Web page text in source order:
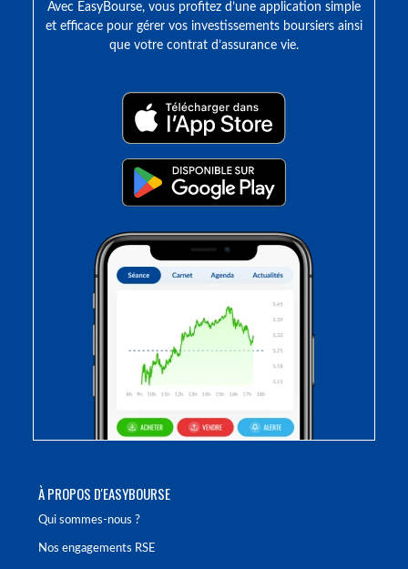
À PROPOS D'EASYBOURSE
Qui sommes-nous ?
Nos engagements RSE
Avec EasyBourse, vous profitez d’une application simple
et efficace pour gérer vos investissements boursiers ainsi
que votre contrat d’assurance vie.